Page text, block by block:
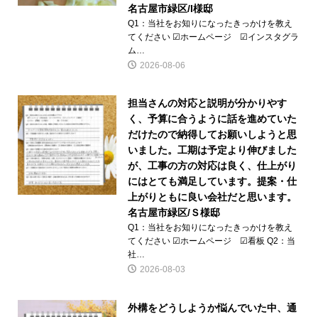
名古屋市緑区/I様邸
Q1：当社をお知りになったきっかけを教え
てください ☑ホームページ ☑インスタグラ
ム…
2026-08-06
担当さんの対応と説明が分かりやす
く、予算に合うように話を進めていた
だけたので納得してお願いしようと思
いました。工期は予定より伸びました
が、工事の方の対応は良く、仕上がり
にはとても満足しています。提案・仕
上がりともに良い会社だと思います。
名古屋市緑区/Ｓ様邸
Q1：当社をお知りになったきっかけを教え
てください ☑ホームページ ☑看板 Q2：当
社…
2026-08-03
外構をどうしようか悩んでいた中、通